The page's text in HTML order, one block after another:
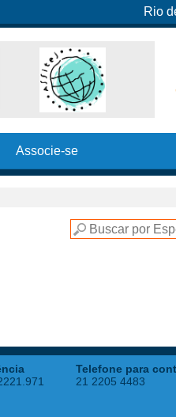
Rio
Associe-se
Telefone para
21 2205 4483